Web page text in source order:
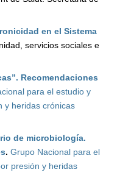
en el Sistema
servicios sociales e
Recomendaciones
para el estudio y
y heridas crónicas
de microbiología.
. Grupo Nacional para el
presión y heridas